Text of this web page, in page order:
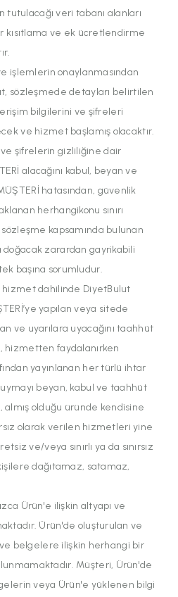
tutulacağı veri tabanı alanları
kısıtlama ve ek ücretlendirme
işlemlerin onaylanmasından
sözleşmede detayları belirtilen
bilgilerini ve şifreleri
ve hizmet başlamış olacaktır.
ve şifrelerin gizliliğine dair
alacağını kabul, beyan ve
hatasından, güvenlik
herhangikonu sınırı
sözleşme kapsamında bulunan
zarardan gayrikabili
başına sorumludur.
hizmet dahilinde DiyetBulut
yapılan veya sitede
ve uyarılara uyacağını taahhüt
hizmetten faydalanırken
yayınlanan her türlü ihtar
beyan, kabul ve taahhüt
almış olduğu üründe kendisine
olarak verilen hizmetleri yine
ve/veya sınırlı ya da sınırsız
dağıtamaz, satamaz,
Ürün'e ilişkin altyapı ve
Ürün'de oluşturulan ve
ve belgelere ilişkin herhangi bir
Müşteri, Ürün'de
veya Ürün'e yüklenen bilgi